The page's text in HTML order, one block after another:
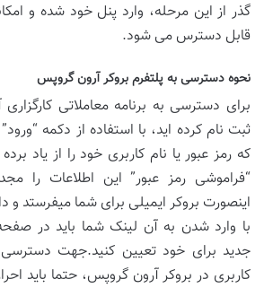
گذر از این مرحله، وارد پنل خود شده و
قابل دسترس می شود.
نحوه دسترسی به پلتفرم بروکر آرون گروپس
برای دسترسی به برنامه معاملاتی
ثبت نام کرده ‌اید، با استفاده از دکمه
که رمز عبور یا نام کاربری خود را از یاد
“فراموشی رمز عبور” این اطلاعات را
اینصورت بروکر ایمیلی برای شما میفرستد
با وارد شدن به آن لینک شما باید در
جدید برای خود تعیین کنید.جهت دسترسی
کاربری در بروکر آرون گروپس، حتما باید